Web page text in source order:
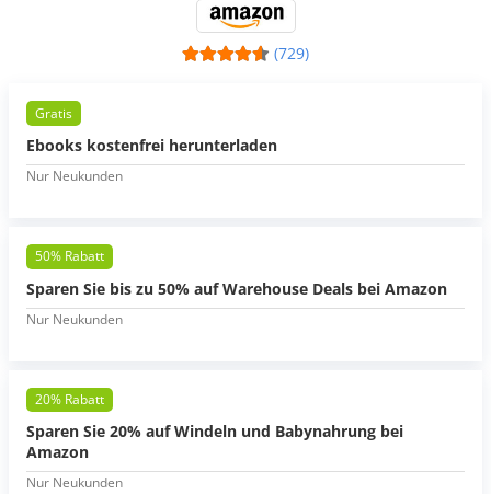
(729)
Gratis
Ebooks kostenfrei herunterladen
Nur Neukunden
50% Rabatt
Sparen Sie bis zu 50% auf Warehouse Deals bei Amazon
Nur Neukunden
20% Rabatt
Sparen Sie 20% auf Windeln und Babynahrung bei
Amazon
Nur Neukunden